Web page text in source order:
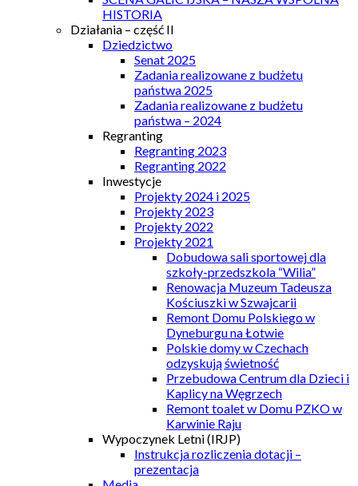
HISTORIA
Działania – część II
Dziedzictwo
Senat 2025
Zadania realizowane z budżetu
państwa 2025
Zadania realizowane z budżetu
państwa – 2024
Regranting
Regranting 2023
Regranting 2022
Inwestycje
Projekty 2024 i 2025
Projekty 2023
Projekty 2022
Projekty 2021
Dobudowa sali sportowej dla
szkoły-przedszkola “Wilia”
Renowacja Muzeum Tadeusza
Kościuszki w Szwajcarii
Remont Domu Polskiego w
Dyneburgu na Łotwie
Polskie domy w Czechach
odzyskują świetność
Przebudowa Centrum dla Dzieci i
Kaplicy na Węgrzech
Remont toalet w Domu PZKO w
Karwinie Raju
Wypoczynek Letni (IRJP)
Instrukcja rozliczenia dotacji –
prezentacja